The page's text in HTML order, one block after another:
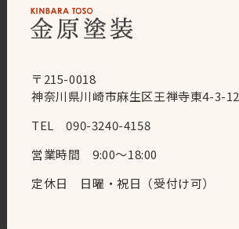
〒215-0018
神奈川県川崎市麻生区王禅寺東4-3-12
TEL 090-3240-4158
営業時間 9:00〜18:00
定休日 日曜・祝日（受付け可）